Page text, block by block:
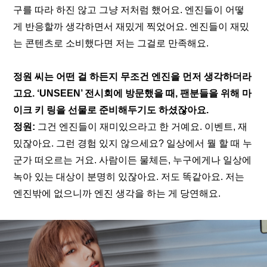
구를 따라 하진 않고 그냥 저처럼 했어요. 엔진들이 어떻
게 반응할까 생각하면서 재밌게 찍었어요. 엔진들이 재밌
는 콘텐츠로 소비했다면 저는 그걸로 만족해요.
정원 씨는 어떤 걸 하든지 무조건 엔진을 먼저 생각하더라
고요. ‘UNSEEN’ 전시회에 방문했을 때, 팬분들을 위해 마
이크 키 링을 선물로 준비해두기도 하셨잖아요.
정원: 그건 엔진들이 재미있으라고 한 거예요. 이벤트, 재
밌잖아요. 그런 경험 있지 않으세요? 일상에서 뭘 할 때 누
군가 떠오르는 거요. 사람이든 물체든, 누구에게나 일상에
녹아 있는 대상이 분명히 있잖아요. 저도 똑같아요. 저는
엔진밖에 없으니까 엔진 생각을 하는 게 당연해요.